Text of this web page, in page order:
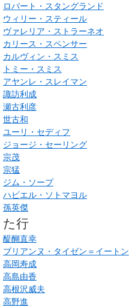
ロバート・スタングランド
ウィリー・スティール
ヴァレリア・ストラーネオ
カリース・スペンサー
カルヴィン・スミス
トミー・スミス
アヤンレ・スレイマン
諏訪利成
瀬古利彦
世古和
ユーリ・セディフ
ジョージ・セーリング
宗茂
宗猛
ジム・ソープ
ハビエル・ソトマヨル
孫英傑
た行
醍醐直幸
ブリアンヌ・タイゼン＝イートン
高岡寿成
高島由香
高根沢威夫
高野進